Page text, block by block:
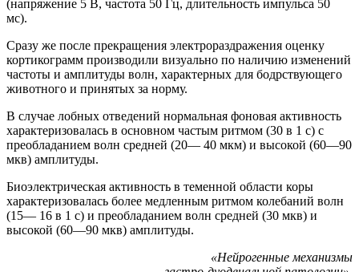
(напряжение 5 В, частота 50 Гц, длительность импульса 50
мс).
Сразу же после прекращения электрораздражения оценку
кортикограмм производили визуально по наличию изменений
частоты и амплитуды волн, характерных для бодрствующего
животного и принятых за норму.
В случае лобных отведений нормальная фоновая активность
характеризовалась в основном частым ритмом (30 в 1 с) с
преобладанием волн средней (20— 40 мкм) и высокой (60—90
мкв) амплитуды.
Биоэлектрическая активность в теменной области коры
характеризовалась более медленным ритмом колебаний волн
(15— 16 в 1 с) и преобладанием волн средней (30 мкв) и
высокой (60—90 мкв) амплитуды.
«Нейрогенные механизмы